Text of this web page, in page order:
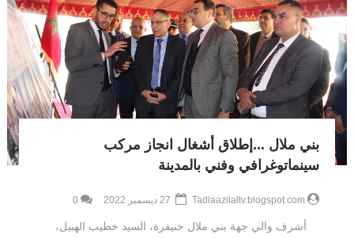
بني ملال ...إطلاق أشغال انجاز مركب
سينماتوغرافي وفني بالمدينة
Tadlaazilaltv.blogspot.com
0
أشرف والي جهة بني ملال خنيفرة، السيد خطيب الهبيل،